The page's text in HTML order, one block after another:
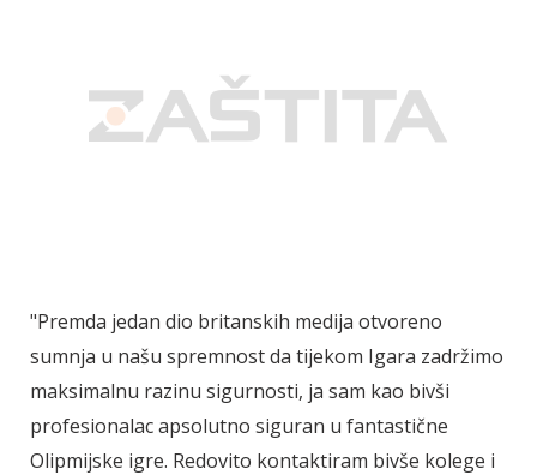
"Premda jedan dio britanskih medija otvoreno
sumnja u našu spremnost da tijekom Igara zadržimo
maksimalnu razinu sigurnosti, ja sam kao bivši
profesionalac apsolutno siguran u fantastične
Olipmijske igre. Redovito kontaktiram bivše kolege i